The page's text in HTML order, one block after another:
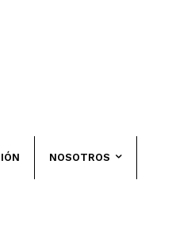
NOSOTROS